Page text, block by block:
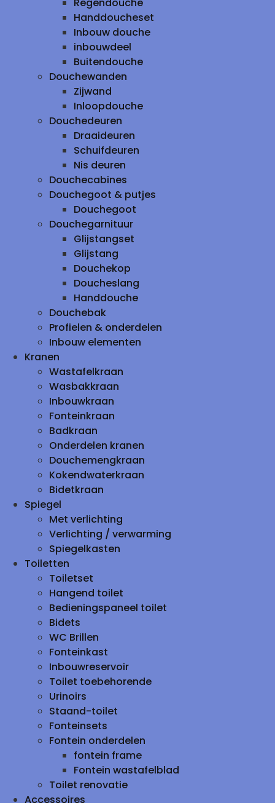
Handdoucheset
Inbouw douche
inbouwdeel
Buitendouche
Douchewanden
Zijwand
Inloopdouche
Douchedeuren
Draaideuren
Schuifdeuren
Nis deuren
Douchecabines
Douchegoot & putjes
Douchegoot
Douchegarnituur
Glijstangset
Glijstang
Douchekop
Doucheslang
Handdouche
Douchebak
Profielen & onderdelen
Inbouw elementen
Kranen
Wastafelkraan
Wasbakkraan
Inbouwkraan
Fonteinkraan
Badkraan
Onderdelen kranen
Douchemengkraan
Kokendwaterkraan
Bidetkraan
Spiegel
Met verlichting
Verlichting / verwarming
Spiegelkasten
Toiletten
Toiletset
Hangend toilet
Bedieningspaneel toilet
Bidets
WC Brillen
Fonteinkast
Inbouwreservoir
Toilet toebehorende
Urinoirs
Staand-toilet
Fonteinsets
Fontein onderdelen
fontein frame
Fontein wastafelblad
Toilet renovatie
Accessoires